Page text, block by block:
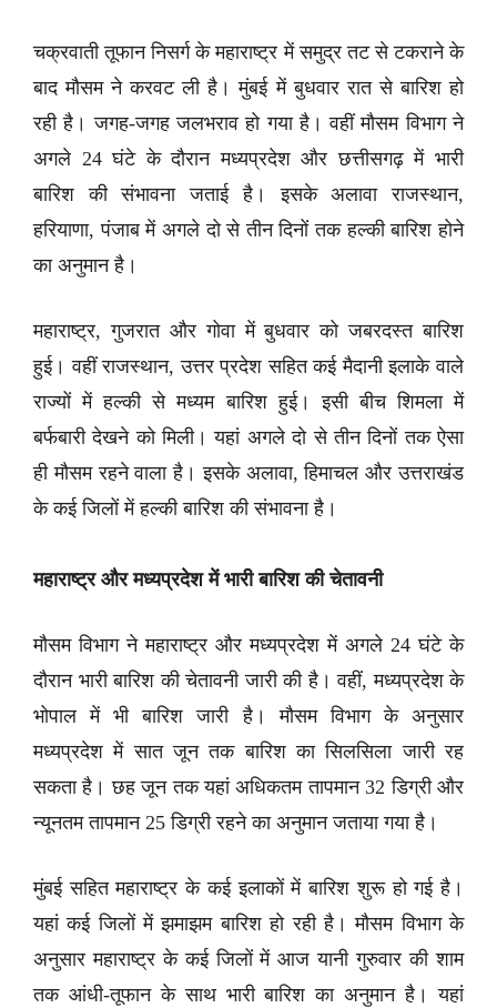
चक्रवाती तूफान निसर्ग के महाराष्ट्र में समुद्र तट से टकराने के
बाद मौसम ने करवट ली है। मुंबई में बुधवार रात से बारिश हो
रही है। जगह-जगह जलभराव हो गया है। वहीं मौसम विभाग ने
अगले 24 घंटे के दौरान मध्यप्रदेश और छत्तीसगढ़ में भारी
बारिश की संभावना जताई है। इसके अलावा राजस्थान,
हरियाणा, पंजाब में अगले दो से तीन दिनों तक हल्की बारिश होने
का अनुमान है।
महाराष्ट्र, गुजरात और गोवा में बुधवार को जबरदस्त बारिश
हुई। वहीं राजस्थान, उत्तर प्रदेश सहित कई मैदानी इलाके वाले
राज्यों में हल्की से मध्यम बारिश हुई। इसी बीच शिमला में
बर्फबारी देखने को मिली। यहां अगले दो से तीन दिनों तक ऐसा
ही मौसम रहने वाला है। इसके अलावा, हिमाचल और उत्तराखंड
के कई जिलों में हल्की बारिश की संभावना है।
महाराष्ट्र और मध्यप्रदेश में भारी बारिश की चेतावनी
मौसम विभाग ने महाराष्ट्र और मध्यप्रदेश में अगले 24 घंटे के
दौरान भारी बारिश की चेतावनी जारी की है। वहीं, मध्यप्रदेश के
भोपाल में भी बारिश जारी है। मौसम विभाग के अनुसार
मध्यप्रदेश में सात जून तक बारिश का सिलसिला जारी रह
सकता है। छह जून तक यहां अधिकतम तापमान 32 डिग्री और
न्यूनतम तापमान 25 डिग्री रहने का अनुमान जताया गया है।
मुंबई सहित महाराष्ट्र के कई इलाकों में बारिश शुरू हो गई है।
यहां कई जिलों में झमाझम बारिश हो रही है। मौसम विभाग के
अनुसार महाराष्ट्र के कई जिलों में आज यानी गुरुवार की शाम
तक आंधी-तूफान के साथ भारी बारिश का अनुमान है। यहां